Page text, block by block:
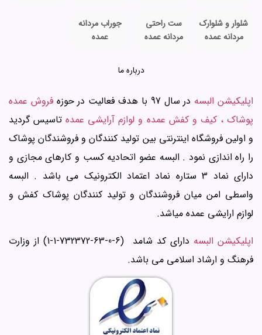
شلوار و شلوارک
مردانه عمده
ست راحتی
مردانه عمده
جوراب مردانه
عمده
درباره ما
اپلیکیشن البسه در سال 97 با هدف فعالیت در حوزه
فروش عمده
پوشاک ، کیف و کفش عمده و لوازم آرایشی عمدهتاسیس گردید
و اولین فروشگاه اینترنتی بین تولید کنندگان و فروشندگان پوشاک
را راه اندازی نمود . البسه عضو اتحادیه کسب و کارهای مجازی و
دارای نماد 3 ستاره نماد اعتماد الکترونیک می باشد . البسه
واسطی امن میان فروشندگان و تولید کنندگان پوشاک کفش و
لوازم ارایشی عمده میاشد.
اپلیکیشن البسه
دارای کد شامد (6-0-63-732372-1-1) از وزارت
فرهنگ و ارشاد اسلامی می باشد.